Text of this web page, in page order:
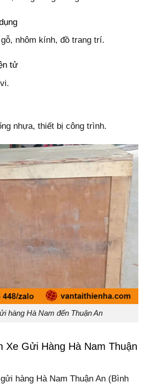
nhôm kính, đồ trang trí.
tử
nhựa, thiết bị công trình.
hàng Hà Nam đến Thuận An
Xe Gửi Hàng Hà Nam Thuận
hàng Hà Nam Thuận An (Bình